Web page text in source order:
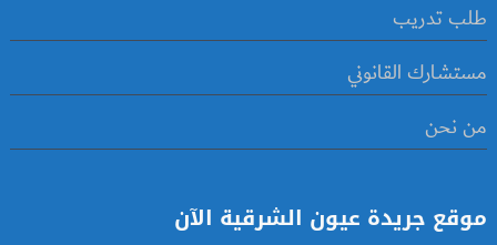
طلب تدريب
مستشارك القانوني
من نحن
موقع جريدة عيون الشرقية الآن